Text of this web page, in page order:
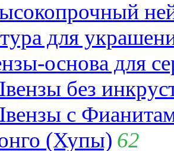
для
основа для
без
с
(Хупы) 62